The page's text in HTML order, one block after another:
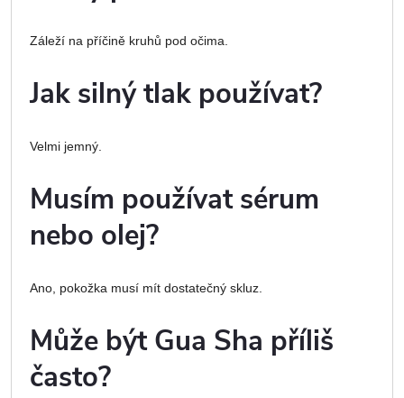
Záleží na příčině kruhů pod očima.
Jak silný tlak používat?
Velmi jemný.
Musím používat sérum
nebo olej?
Ano, pokožka musí mít dostatečný skluz.
Může být Gua Sha příliš
často?